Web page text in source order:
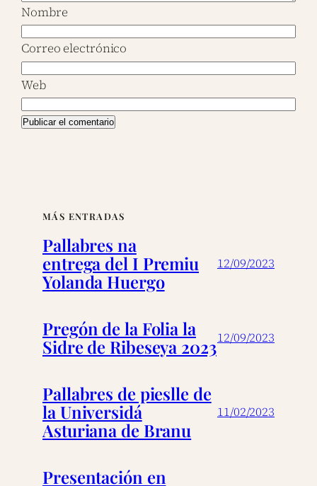
Nombre
Correo electrónico
Web
MÁS ENTRADAS
Pallabres na
entrega del I Premiu
Yolanda Huergo
12/09/2023
Pregón de la Folia la
Sidre de Ribeseya 202312/09/2023
Pallabres de pieslle de
la Universidá
Asturiana de Branu
11/02/2023
Presentación en